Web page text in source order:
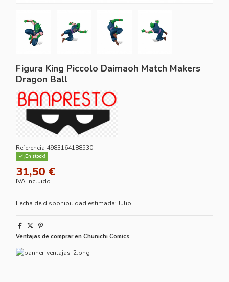
Figura King Piccolo Daimaoh Match Makers
Dragon Ball
Referencia 4983164188530
¡En stock!
31,50 €
IVA incluido
Fecha de disponibilidad estimada: Julio
Ventajas de comprar en Chunichi Comics